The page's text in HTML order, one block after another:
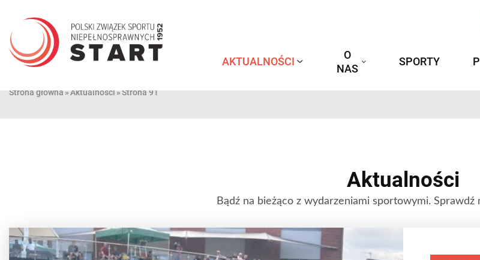
treści
AKTUALNOŚCI
O
NAS
SPORTY
Strona główna»Aktualności»Strona 91
Aktualności
Bądź na bieżąco z wydarzeniami sportowymi. Sprawdź